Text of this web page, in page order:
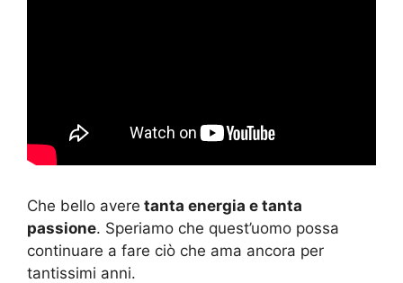
Che bello avere tanta energia e tanta
passione. Speriamo che quest’uomo possa
continuare a fare ciò che ama ancora per
tantissimi anni.